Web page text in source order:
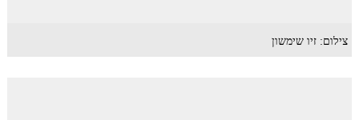
צילום: זיו שימשון